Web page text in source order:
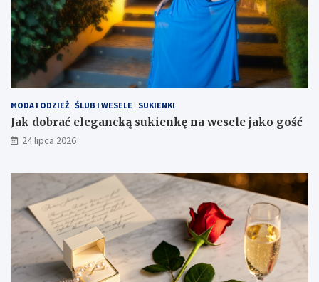
MODA I ODZIEŻ ŚLUB I WESELE SUKIENKI
Jak dobrać elegancką sukienkę na wesele jako gość
24 lipca 2026